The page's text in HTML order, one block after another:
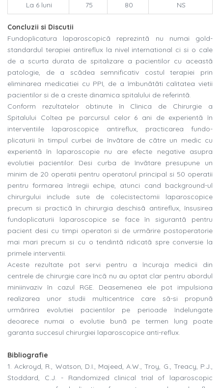
La 6 luni
75 80 NS
Concluzii si Discutii
Fundoplicatura laparoscopicã reprezintã nu numai gold-
standardul terapiei antireflux la nivel international ci si o cale
de a scurta durata de spitalizare a pacientilor cu aceastã
patologie, de a scãdea semnificativ costul terapiei prin
eliminarea medicatiei cu PPI, de a îmbunãtãti calitatea vietii
pacientilor si de a creste dinamica spitalului de referintã.
Conform rezultatelor obtinute în Clinica de Chirurgie a
Spitalului Coltea pe parcursul celor 6 ani de experientã în
interventiile laparoscopice antireflux, practicarea fundo-
plicaturii în timpul curbei de învãtare de cãtre un medic cu
experientã în laparoscopie nu are efecte negative asupra
evolutiei pacientilor. Desi curba de învãtare presupune un
minim de 20 operatii pentru operatorul principal si 50 operatii
pentru formarea întregii echipe, atunci cand background-ul
chirurgului include sute de colecistectomii laparoscopice
precum si practicã în chirurgia deschisã antireflux, însusirea
fundoplicaturii laparoscopice se face în sigurantã pentru
pacient desi cu timpi operatori si de urmãrire postoperatorie
mai mari precum si cu o tendintã ridicatã spre conversie la
primele interventii.
Aceste rezultate pot servi pentru a încuraja medicii din
centrele de chirurgie care încã nu au optat clar pentru abordul
miniinvaziv în cazul RGE. Deasemenea ele pot impulsiona
realizarea unor studii multicentrice care sã-si propunã
urmãrirea evolutiei pacientilor pe perioade îndelungate
deoarece numai o evolutie bunã pe termen lung poate
garanta succesul chirurgiei laparoscopice anti-reflux.
Bibliografie
1. Ackroyd, R., Watson, D.I., Majeed, A.W., Troy, G., Treacy, P.J.,
Stoddard, C.J. - Randomized clinical trial of laparoscopic